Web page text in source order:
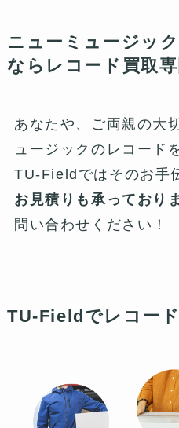
ニューミュージッ
ならレコード買取
あなたや、ご両親の大
ュージックのレコード
TU-Fieldではそのお手
お見積りも承っており
問い合わせください！
TU-Fieldでレコー